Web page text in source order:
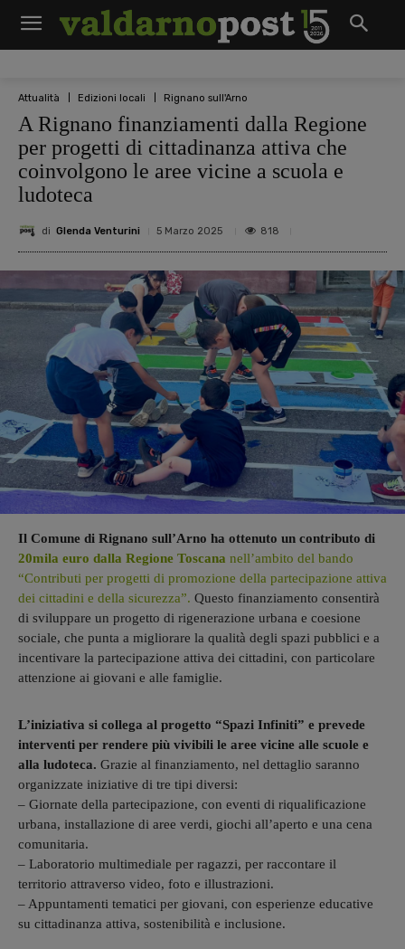
Attualità Edizioni locali Rignano sull'Arno
A Rignano finanziamenti dalla Regione
per progetti di cittadinanza attiva che
coinvolgono le aree vicine a scuola e
ludoteca
di Glenda Venturini 5 Marzo 2025 818
Il Comune di Rignano sull’Arno ha ottenuto un contributo di
20mila euro dalla Regione Toscana nell’ambito del bando
“Contributi per progetti di promozione della partecipazione attiva
dei cittadini e della sicurezza”. Questo finanziamento consentirà
di sviluppare un progetto di rigenerazione urbana e coesione
sociale, che punta a migliorare la qualità degli spazi pubblici e a
incentivare la partecipazione attiva dei cittadini, con particolare
attenzione ai giovani e alle famiglie.
L’iniziativa si collega al progetto “Spazi Infiniti” e prevede
interventi per rendere più vivibili le aree vicine alle scuole e
alla ludoteca. Grazie al finanziamento, nel dettaglio saranno
organizzate iniziative di tre tipi diversi:
– Giornate della partecipazione, con eventi di riqualificazione
urbana, installazione di aree verdi, giochi all’aperto e una cena
comunitaria.
– Laboratorio multimediale per ragazzi, per raccontare il
territorio attraverso video, foto e illustrazioni.
– Appuntamenti tematici per giovani, con esperienze educative
su cittadinanza attiva, sostenibilità e inclusione.